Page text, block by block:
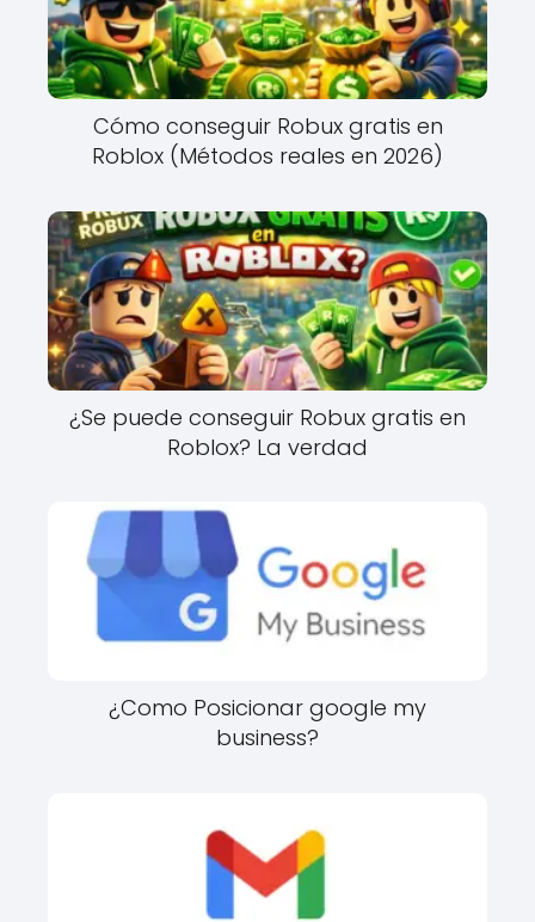
Cómo conseguir Robux gratis en
Roblox (Métodos reales en 2026)
¿Se puede conseguir Robux gratis en
Roblox? La verdad
¿Como Posicionar google my
business?